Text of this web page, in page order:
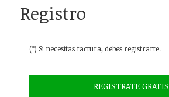
Registro
(*) Si necesitas factura, debes registrarte.
REGISTRATE GRATIS